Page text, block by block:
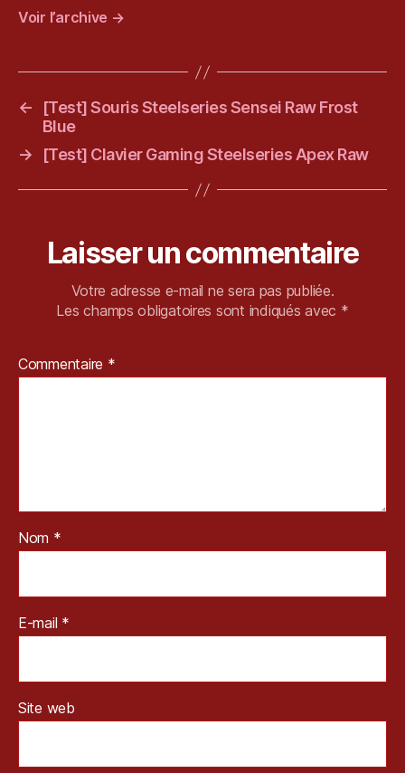
v
u,
S
q
u
a
ni
,
Voir l’archive →
←
[Test] Souris Steelseries Sensei Raw Frost
Blue
→
[Test] Clavier Gaming Steelseries Apex Raw
Laisser un commentaire
Votre adresse e-mail ne sera pas publiée.
Les champs obligatoires sont indiqués avec *
Commentaire *
Nom *
E-mail *
Site web